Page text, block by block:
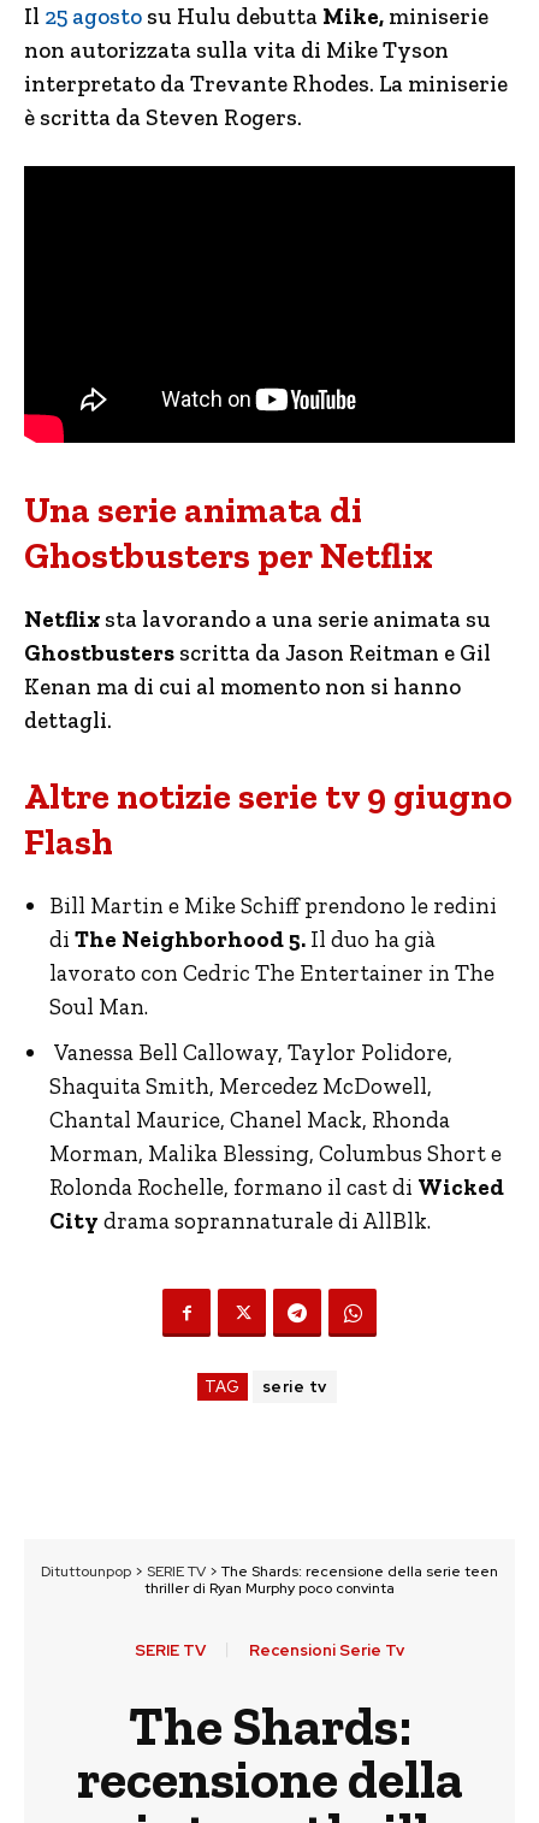
Il 25 agosto su Hulu debutta Mike, miniserie
non autorizzata sulla vita di Mike Tyson
interpretato da Trevante Rhodes. La miniserie
è scritta da Steven Rogers.
Una serie animata di
Ghostbusters per Netflix
Netflix sta lavorando a una serie animata su
Ghostbusters scritta da Jason Reitman e Gil
Kenan ma di cui al momento non si hanno
dettagli.
Altre notizie serie tv 9 giugno
Flash
Bill Martin e Mike Schiff prendono le redini
di The Neighborhood 5. Il duo ha già
lavorato con Cedric The Entertainer in The
Soul Man.
Vanessa Bell Calloway, Taylor Polidore,
Shaquita Smith, Mercedez McDowell,
Chantal Maurice, Chanel Mack, Rhonda
Morman, Malika Blessing, Columbus Short e
Rolonda Rochelle, formano il cast di Wicked
City drama soprannaturale di AllBlk.
TAG serie tv